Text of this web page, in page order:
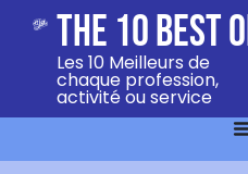
The 10 Best
Les 10 Meilleurs de
chaque profession,
activité ou service